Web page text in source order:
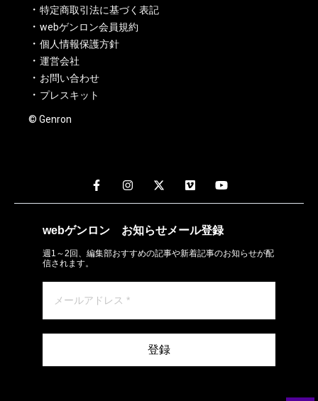
特定商取引法に基づく表記
webゲンロン会員規約
個人情報保護方針
運営会社
お問い合わせ
プレスキット
© Genron
webゲンロン お知らせメール登録
週1～2回、編集部おすすめの記事や新着記事のお知らせが配
信されます。
登録